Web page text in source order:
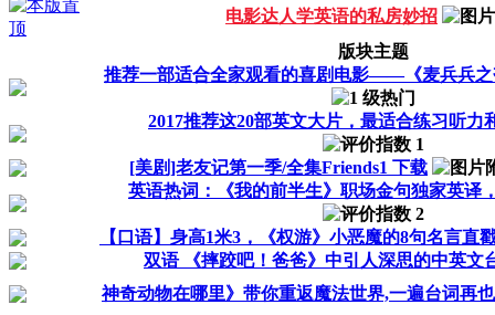
电影达人学英语的私房妙招
版块主题
推荐一部适合全家观看的喜剧电影——《麦兵兵之
2017推荐这20部英文大片，最适合练习听力
[美剧]老友记第一季/全集Friends1 下载
英语热词：《我的前半生》职场金句独家英译
【口语】身高1米3，《权游》小恶魔的8句名言直
双语 《摔跤吧！爸爸》中引人深思的中英文
神奇动物在哪里》带你重返魔法世界,一遍台词再